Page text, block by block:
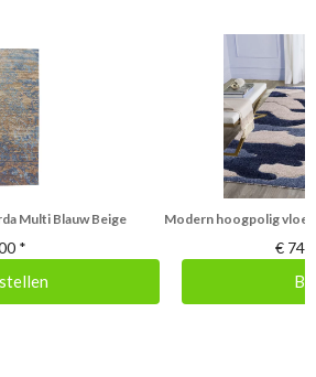
Multi Blauw Beige
*
Modern hoogpolig
€